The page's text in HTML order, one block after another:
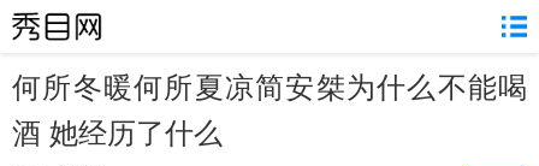
何所冬暖何所夏凉简安桀为什么不能喝
酒 她经历了什么